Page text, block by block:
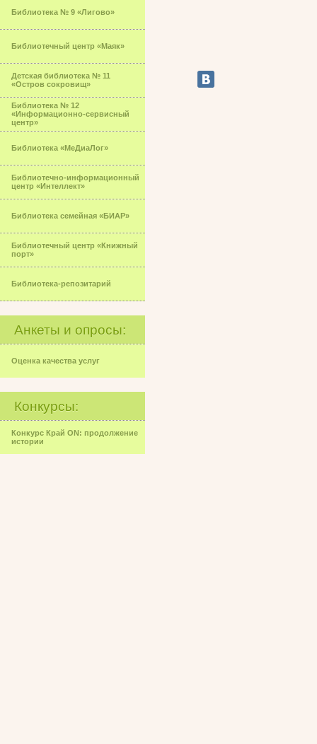
Библиотека № 9 «Лигово»
Библиотечный центр «Маяк»
Детская библиотека № 11
«Остров сокровищ»
Библиотека № 12
«Информационно-сервисный
центр»
Библиотека «МеДиаЛог»
Библиотечно-информационный
центр «Интеллект»
Библиотека семейная «БИАР»
Библиотечный центр «Книжный
порт»
Библиотека-репозитарий
Анкеты и опросы:
Оценка качества услуг
Конкурсы:
Конкурс Край ON: продолжение
истории